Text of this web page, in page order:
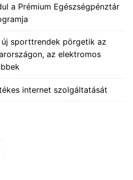
a Prémium Egészségpénztár
sporttrendek pörgetik az
az elektromos
internet szolgáltatását